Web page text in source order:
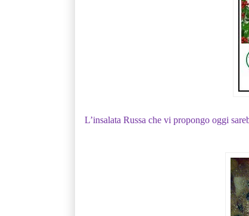
L’insalata Russa che vi propongo oggi